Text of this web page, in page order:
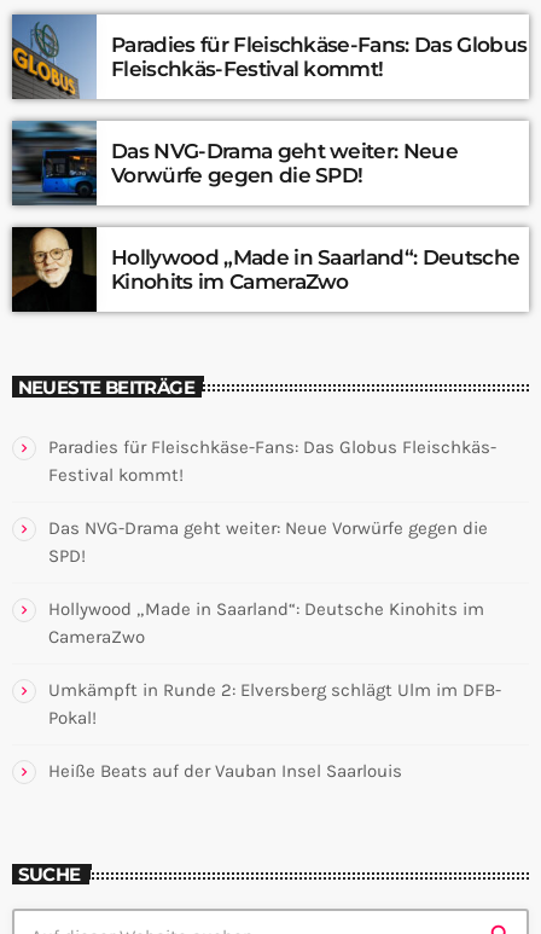
Paradies für Fleischkäse-Fans: Das Globus
Fleischkäs-Festival kommt!
Das NVG-Drama geht weiter: Neue
Vorwürfe gegen die SPD!
Hollywood „Made in Saarland“: Deutsche
Kinohits im CameraZwo
NEUESTE BEITRÄGE
Paradies für Fleischkäse-Fans: Das Globus Fleischkäs-
Festival kommt!
Das NVG-Drama geht weiter: Neue Vorwürfe gegen die
SPD!
Hollywood „Made in Saarland“: Deutsche Kinohits im
CameraZwo
Umkämpft in Runde 2: Elversberg schlägt Ulm im DFB-
Pokal!
Heiße Beats auf der Vauban Insel Saarlouis
SUCHE